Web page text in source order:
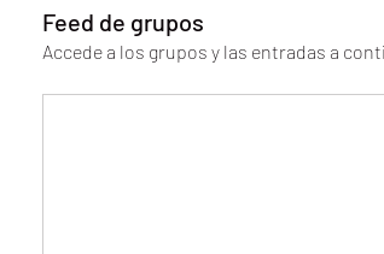
Feed de grupos
Accede a los grupos y las entradas a